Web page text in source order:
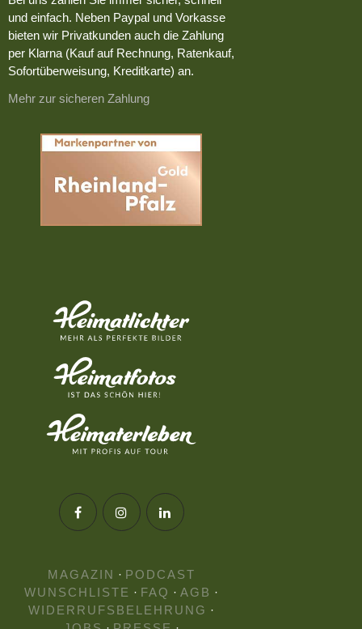
und einfach. Neben Paypal und Vorkasse
bieten wir Privatkunden auch die Zahlung
per Klarna (Kauf auf Rechnung, Ratenkauf,
Sofortüberweisung, Kreditkarte) an.
Mehr zur sicheren Zahlung
MAGAZIN · PODCAST
WUNSCHLISTE · FAQ · AGB ·
WIDERRUFSBELEHRUNG ·